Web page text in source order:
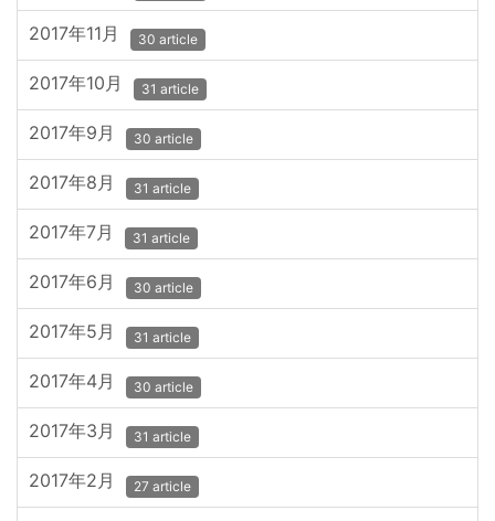
2017年11月 30 article
2017年10月 31 article
2017年9月 30 article
2017年8月 31 article
2017年7月 31 article
2017年6月 30 article
2017年5月 31 article
2017年4月 30 article
2017年3月 31 article
2017年2月 27 article